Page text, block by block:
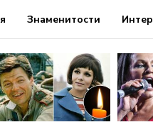
Знаменитости